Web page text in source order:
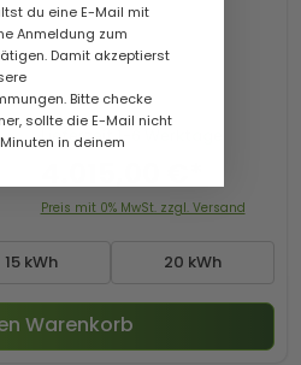
15 kWh 20 kWh
Lieferzeit1-6 Werktage
Preis mit 0% MwSt. zzgl. Versand
Warenkorb
du eine E-Mail mit
Anmeldung zum
Damit akzeptierst
Bitte checke
sollte die E-Mail nicht
in deinem